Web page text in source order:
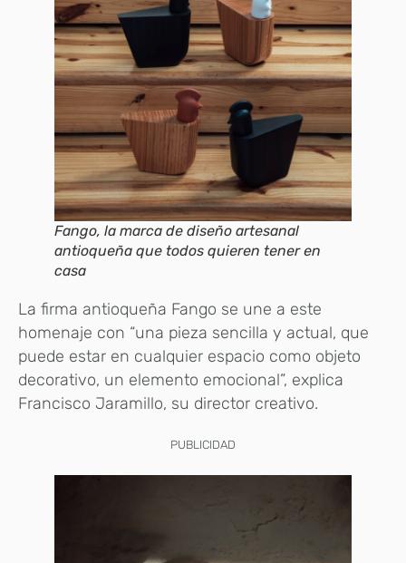
Fango, la marca de diseño artesanal
antioqueña que todos quieren tener en
casa
La firma antioqueña Fango se une a este
homenaje con “una pieza sencilla y actual, que
puede estar en cualquier espacio como objeto
decorativo, un elemento emocional”, explica
Francisco Jaramillo, su director creativo.
PUBLICIDAD